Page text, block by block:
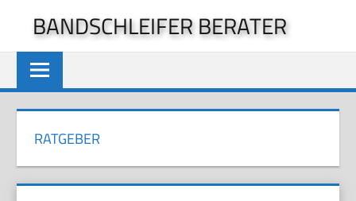
springen
BANDSCHLEIFER BERATER
RATGEBER